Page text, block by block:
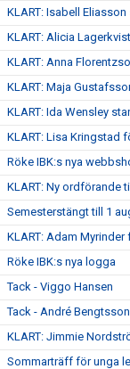
KLART: Isabell
KLART: Alicia
KLART: Anna
KLART: Maja
KLART: Ida Wensley
KLART: Lisa Kringstad
Röke IBK:s nya
KLART: Ny ordförande
Semesterstängt till 1
KLART: Adam Myrinder
Röke IBK:s nya logga
Tack - Viggo Hansen
Tack - André Bengtsson
KLART: Jimmie
Sommarträff för unga